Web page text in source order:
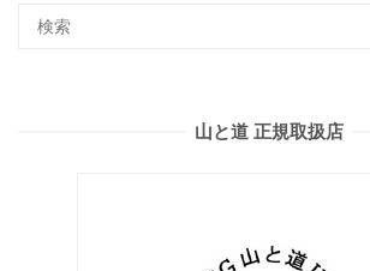
山と道 正規取扱店